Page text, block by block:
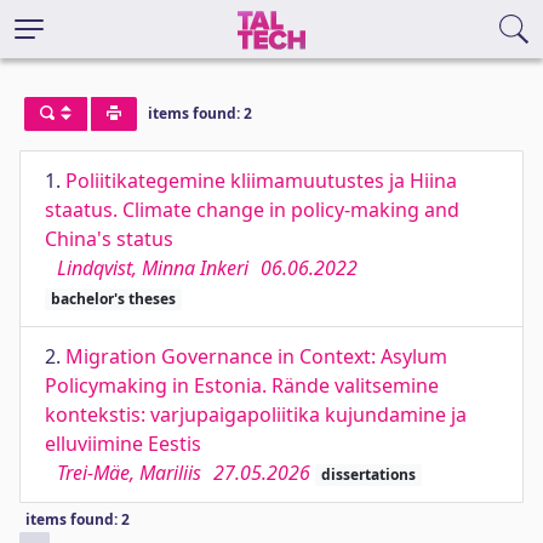
items found: 2
1. Poliitikategemine kliimamuutustes ja Hiina
staatus. Climate change in policy-making and
China's status
Lindqvist, Minna Inkeri 06.06.2022
bachelor's theses
2. Migration Governance in Context: Asylum
Policymaking in Estonia. Rände valitsemine
kontekstis: varjupaigapoliitika kujundamine ja
elluviimine Eestis
Trei-Mäe, Mariliis 27.05.2026 dissertations
items found: 2